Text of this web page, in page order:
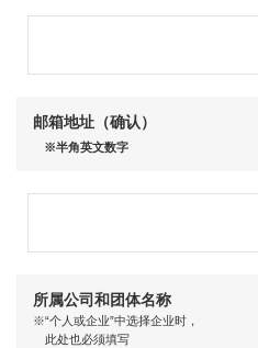
邮箱地址 （确认）
※半角英文数字
所属公司和团体名称
※“个人或企业”中选择企业时，
此处也必须填写